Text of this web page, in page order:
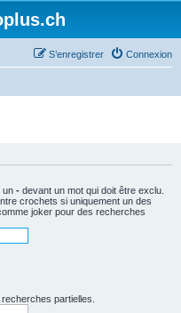
Connexion
S’enregistrer
un - devant un mot qui doit être exclu.
crochets si uniquement un des
joker pour des recherches
partielles.